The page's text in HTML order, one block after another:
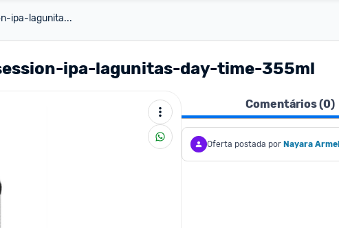
ipa-lagunita...
ipa-lagunitas-day-time-355ml
Comentários (0)
Oferta postada por Nayara